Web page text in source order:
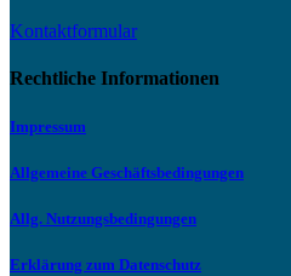
Kontaktformular
Rechtliche Informationen
Impressum
Allgemeine Geschäftsbedingungen
Allg. Nutzungsbedingungen
Erklärung zum Datenschutz